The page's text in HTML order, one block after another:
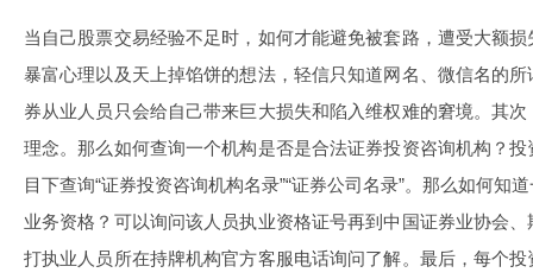
当自己股票交易经验不足时，如何才能避免被套路，遭受大额
暴富心理以及天上掉馅饼的想法，轻信只知道网名、微信名的
券从业人员只会给自己带来巨大损失和陷入维权难的窘境。其
理念。那么如何查询一个机构是否是合法证券投资咨询机构？
目下查询“证券投资咨询机构名录”“证券公司名录”。那么如何知
业务资格？可以询问该人员执业资格证号再到中国证券业协会
打执业人员所在持牌机构官方客服电话询问了解。最后，每个